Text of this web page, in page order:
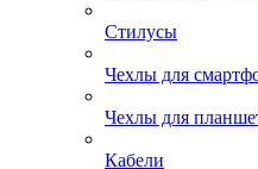
Стилусы
Чехлы для
Чехлы для
Кабели